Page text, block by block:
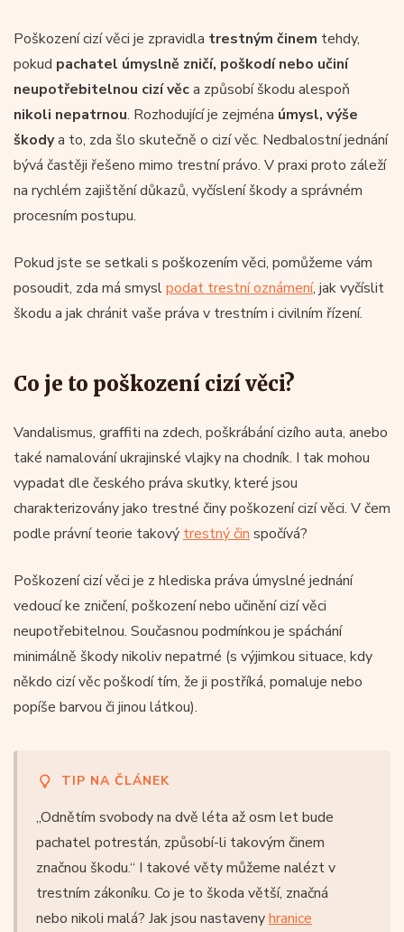
Poškození cizí věci je zpravidla trestným činem tehdy,
pokud pachatel úmyslně zničí, poškodí nebo učiní
neupotřebitelnou cizí věca způsobí škodu alespoň
nikoli nepatrnou. Rozhodující je zejména úmysl, výše
škodya to, zda šlo skutečně o cizí věc. Nedbalostní jednání
bývá častěji řešeno mimo trestní právo. V praxi proto záleží
na rychlém zajištění důkazů, vyčíslení škody a správném
procesním postupu.
Pokud jste se setkali s poškozením věci, pomůžeme vám
posoudit, zda má smyslpodat trestní oznámení, jak vyčíslit
škodu a jak chránit vaše práva v trestním i civilním řízení.
Co je to poškození cizí věci?
Vandalismus, graffiti na zdech, poškrábání cizího auta, anebo
také namalování ukrajinské vlajky na chodník. I tak mohou
vypadat dle českého práva skutky, které jsou
charakterizovány jako trestné činy poškození cizí věci. V čem
podle právní teorie takový trestný čin spočívá?
Poškození cizí věci je z hlediska práva úmyslné jednání
vedoucí ke zničení, poškození nebo učinění cizí věci
neupotřebitelnou. Současnou podmínkou je spáchání
minimálně škody nikoliv nepatrné (s výjimkou situace, kdy
někdo cizí věc poškodí tím, že ji postříká, pomaluje nebo
popíše barvou či jinou látkou).
TIP NA ČLÁNEK
„Odnětím svobody na dvě léta až osm let bude
pachatel potrestán, způsobí-li takovým činem
značnou škodu.“ I takové věty můžeme nalézt v
trestním zákoníku. Co je to škoda větší, značná
nebo nikoli malá? Jak jsou nastavenyhranice